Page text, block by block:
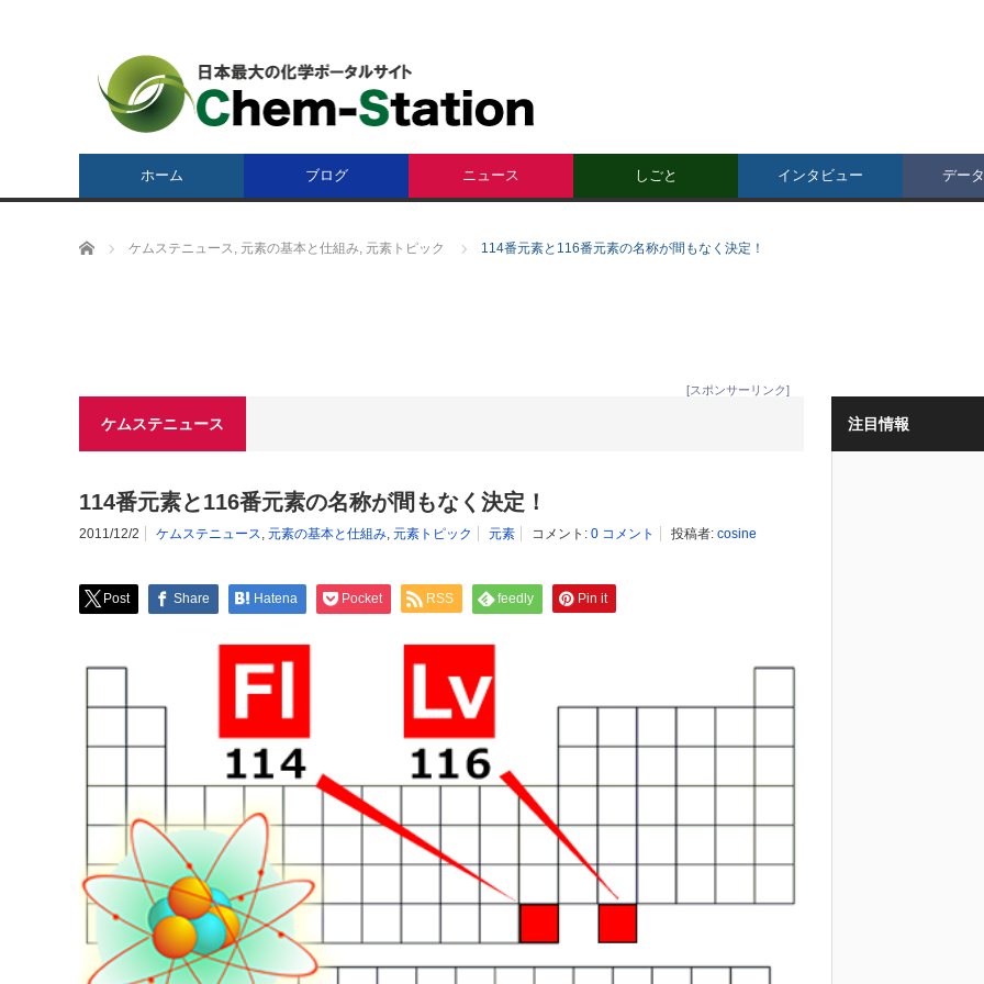
ホーム ブログ ニュース しごと インタビュー デー
ホーム ケムステニュース, 元素の基本と仕組み, 元素トピック 114番元素と116番元素の名称が間もなく決定！
[スポンサーリンク]
ケムステニュース
114番元素と116番元素の名称が間もなく決定！
2011/12/2 ケムステニュース, 元素の基本と仕組み, 元素トピック 元素 コメント: 0 コメント 投稿者: cosine
Post Share Hatena Pocket RSS feedly Pin it
注目情報